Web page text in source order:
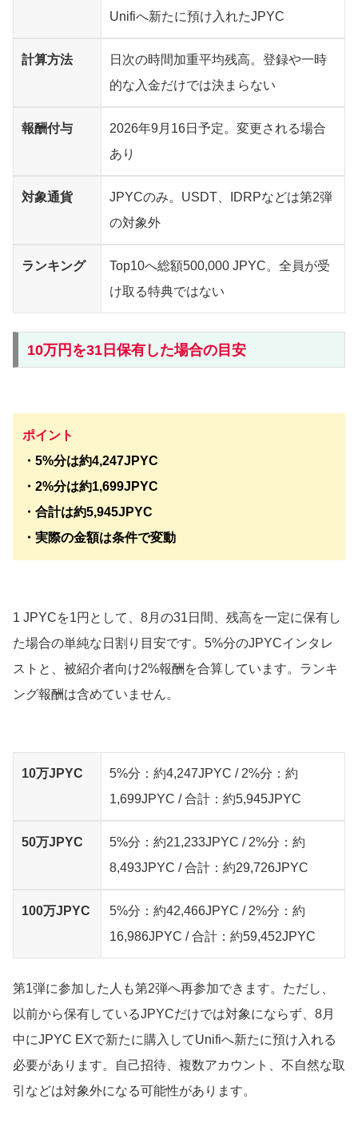
Unifiへ新たに預け入れたJPYC
計算方法
日次の時間加重平均残高。登録や一時
的な入金だけでは決まらない
報酬付与
2026年9月16日予定。変更される場合
あり
対象通貨
JPYCのみ。USDT、IDRPなどは第2弾
の対象外
ランキング
Top10へ総額500,000 JPYC。全員が受
け取る特典ではない
10万円を31日保有した場合の目安
ポイント
・5%分は約4,247JPYC
・2%分は約1,699JPYC
・合計は約5,945JPYC
・実際の金額は条件で変動
1 JPYCを1円として、8月の31日間、残高を一定に保有し
た場合の単純な日割り目安です。5%分のJPYCインタレ
ストと、被紹介者向け2%報酬を合算しています。ランキ
ング報酬は含めていません。
10万JPYC
5%分：約4,247JPYC / 2%分：約
1,699JPYC / 合計：約5,945JPYC
50万JPYC
5%分：約21,233JPYC / 2%分：約
8,493JPYC / 合計：約29,726JPYC
100万JPYC
5%分：約42,466JPYC / 2%分：約
16,986JPYC / 合計：約59,452JPYC
第1弾に参加した人も第2弾へ再参加できます。ただし、
以前から保有しているJPYCだけでは対象にならず、8月
中にJPYC EXで新たに購入してUnifiへ新たに預け入れる
必要があります。自己招待、複数アカウント、不自然な取
引などは対象外になる可能性があります。